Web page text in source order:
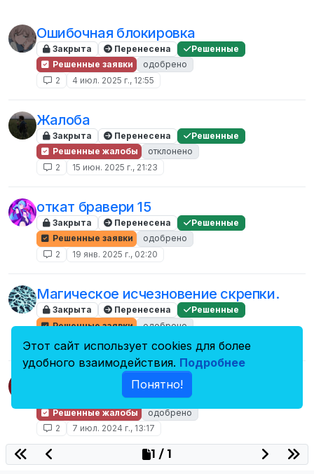
Ошибочная блокировка
Закрыта Перенесена
Решенные
Решенные заявки
одобрено
2
4 июл. 2025 г., 12:55
Жалоба
Закрыта Перенесена
Решенные
Решенные жалобы
отклонено
2
15 июн. 2025 г., 21:23
откат бравери 15
Закрыта Перенесена
Решенные
Решенные заявки
одобрено
2
19 янв. 2025 г., 02:20
Магическое исчезновение скрепки.
Закрыта Перенесена
Решенные
Решенные заявки
одобрено
Перенесена
Решенные
Решенные жалобы
одобрено
2
7 июл. 2024 г., 13:17
1 / 1
Этот сайт использует cookies для более
удобного взаимодействия. Подробнее
Понятно!